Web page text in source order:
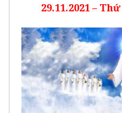
29.11.2021 –